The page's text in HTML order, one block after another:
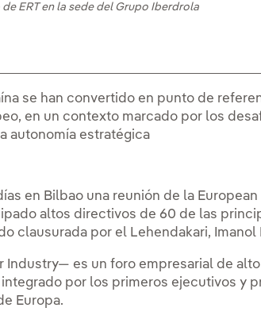
ERT en la sede del Grupo Iberdrola
se han convertido en punto de
en un contexto marcado por los
autonomía estratégica
en Bilbao una reunión de la
altos directivos de 60 de las
clausurada por el Lehendakari, Imanol
Industry— es un foro empresarial de
por los primeros ejecutivos y
Europa.